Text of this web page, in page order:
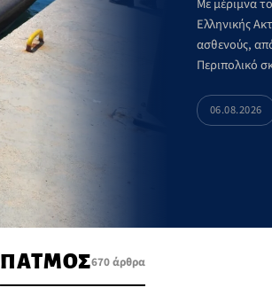
Με μέριμνα
Ελληνικής
ασθενούς,
Περιπολικό
06.08.2026
ΠΑΤΜΟΣ670 άρθρα